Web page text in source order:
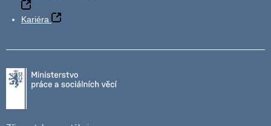
Kariéra